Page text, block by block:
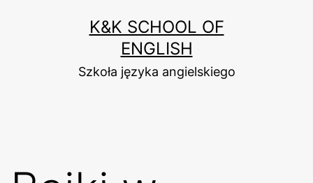
K&K SCHOOL OF
ENGLISH
Szkoła języka angielskiego